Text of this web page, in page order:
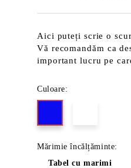
Aici puteți scrie o
Vă recomandăm ca
important lucru pe
Culoare:
Mărimie încălțăminte:
Tabel cu marimi